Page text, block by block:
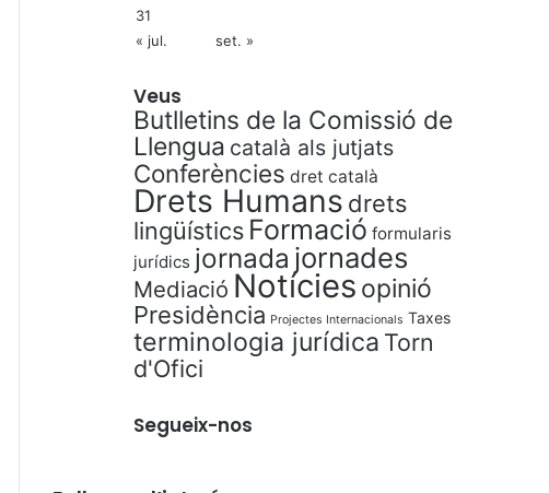
31
« jul.
set. »
Veus
Butlletins de la Comissió de
Llengua català als jutjats
Conferències dret català
Drets Humans drets
lingüístics Formació formularis
jurídics jornada jornades
Mediació Notícies opinió
Presidència Projectes Internacionals Taxes
terminologia jurídica Torn
d'Ofici
Segueix-nos